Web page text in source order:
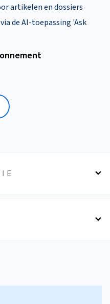
artikelen en dossiers
de AI-toepassing 'Ask